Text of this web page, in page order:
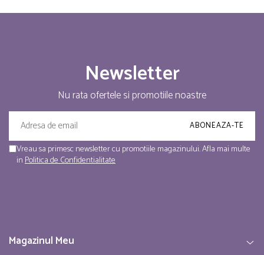
Newsletter
Nu rata ofertele si promotiile noastre
Vreau sa primesc newsletter cu promotiile magazinului. Afla mai multe
inPolitica de Confidentialitate
Magazinul Meu